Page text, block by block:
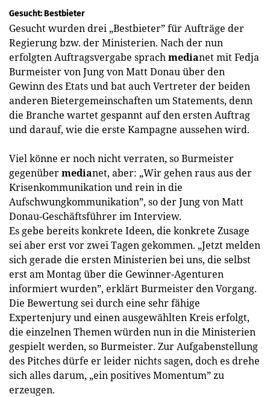
Gesucht: Bestbieter
Gesucht wurden drei „Bestbieter” für Aufträge der
Regierung bzw. der Ministerien. Nach der nun
erfolgten Auftragsvergabe sprachmedianet mit Fedja
Burmeister von Jung von Matt Donau über den
Gewinn des Etats und bat auch Vertreter der beiden
anderen Bietergemeinschaften um Statements, denn
die Branche wartet gespannt auf den ersten Auftrag
und darauf, wie die erste Kampagne aussehen wird.
Viel könne er noch nicht verraten, so Burmeister
gegenübermedianet, aber: „Wir gehen raus aus der
Krisenkommunikation und rein in die
Aufschwungkommunikation”, so der Jung von Matt
Donau-Geschäftsführer im Interview.
Es gebe bereits konkrete Ideen, die konkrete Zusage
sei aber erst vor zwei Tagen gekommen. „Jetzt melden
sich gerade die ersten Ministerien bei uns, die selbst
erst am Montag über die Gewinner-Agenturen
informiert wurden”, erklärt Burmeister den Vorgang.
Die Bewertung sei durch eine sehr fähige
Expertenjury und einen ausgewählten Kreis erfolgt,
die einzelnen Themen würden nun in die Ministerien
gespielt werden, so Burmeister. Zur Aufgabenstellung
des Pitches dürfe er leider nichts sagen, doch es drehe
sich alles darum, „ein positives Momentum” zu
erzeugen.